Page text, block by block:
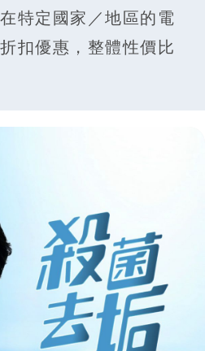
特定國家／地區的電
扣優惠，整體性價比